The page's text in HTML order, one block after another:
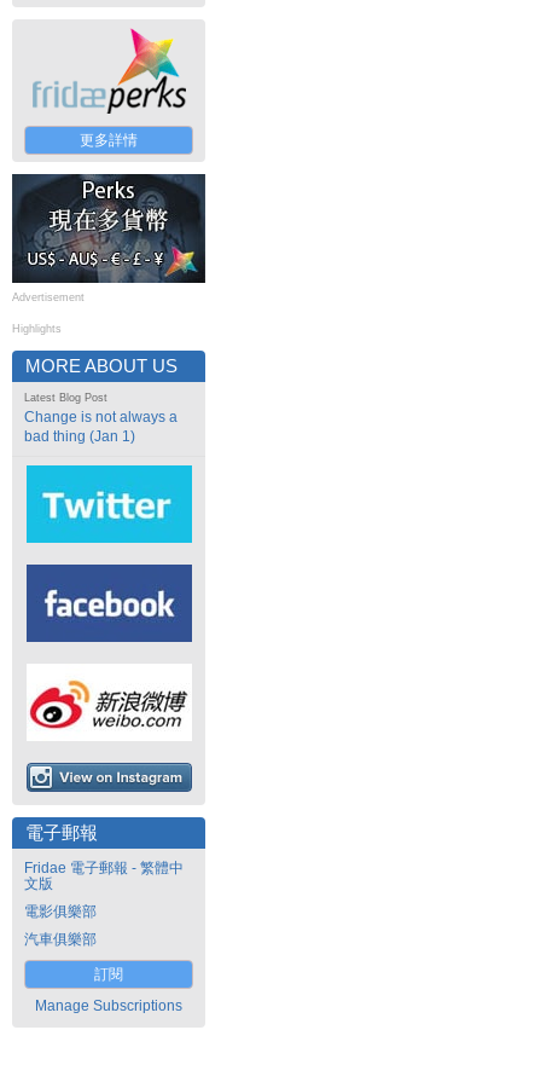
更多詳情
Advertisement
Highlights
MORE ABOUT US
Latest Blog Post
Change is not always a
bad thing (Jan 1)
電子郵報
Fridae 電子郵報 - 繁體中
文版
電影俱樂部
汽車俱樂部
訂閱
Manage Subscriptions